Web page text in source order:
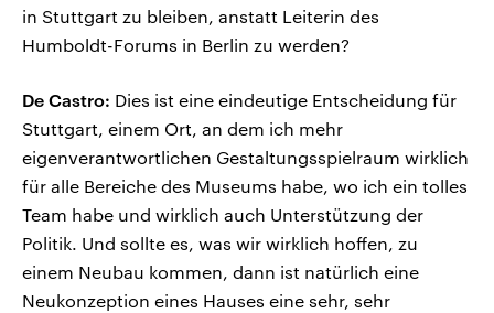
in Stuttgart zu bleiben, anstatt Leiterin des
Humboldt-Forums in Berlin zu werden?
De Castro: Dies ist eine eindeutige Entscheidung für
Stuttgart, einem Ort, an dem ich mehr
eigenverantwortlichen Gestaltungsspielraum wirklich
für alle Bereiche des Museums habe, wo ich ein tolles
Team habe und wirklich auch Unterstützung der
Politik. Und sollte es, was wir wirklich hoffen, zu
einem Neubau kommen, dann ist natürlich eine
Neukonzeption eines Hauses eine sehr, sehr